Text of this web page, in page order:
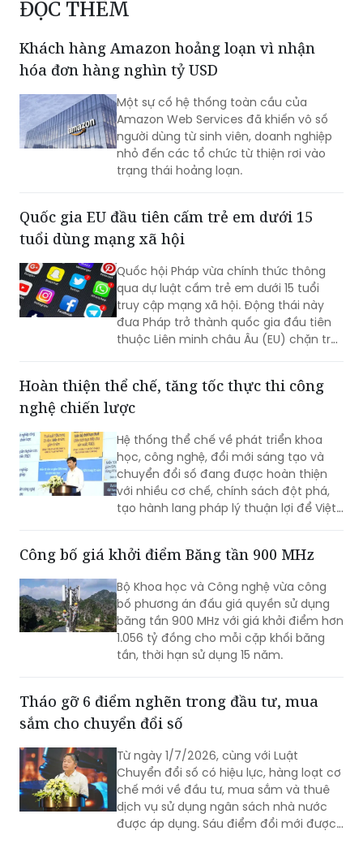
ĐỌC THÊM
Khách hàng Amazon hoảng loạn vì nhận
hóa đơn hàng nghìn tỷ USD
Một sự cố hệ thống toàn cầu của
Amazon Web Services đã khiến vô số
người dùng từ sinh viên, doanh nghiệp
nhỏ đến các tổ chức từ thiện rơi vào
trạng thái hoảng loạn.
Quốc gia EU đầu tiên cấm trẻ em dưới 15
tuổi dùng mạng xã hội
Quốc hội Pháp vừa chính thức thông
qua dự luật cấm trẻ em dưới 15 tuổi
truy cập mạng xã hội. Động thái này
đưa Pháp trở thành quốc gia đầu tiên
thuộc Liên minh châu Âu (EU) chặn trẻ
cách trọng tâm trong nhiệm kỳ cuối và
cam kết sẽ thực thi quy định này ngay
Hoàn thiện thể chế, tăng tốc thực thi công
nghệ chiến lược
Hệ thống thể chế về phát triển khoa
học, công nghệ, đổi mới sáng tạo và
chuyển đổi số đang được hoàn thiện
với nhiều cơ chế, chính sách đột phá,
tạo hành lang pháp lý thuận lợi để Việt
Công bố giá khởi điểm Băng tần 900 MHz
Bộ Khoa học và Công nghệ vừa công
bố phương án đấu giá quyền sử dụng
băng tần 900 MHz với giá khởi điểm hơn
1.056 tỷ đồng cho mỗi cặp khối băng
tần, thời hạn sử dụng 15 năm.
Tháo gỡ 6 điểm nghẽn trong đầu tư, mua
sắm cho chuyển đổi số
Từ ngày 1/7/2026, cùng với Luật
Chuyển đổi số có hiệu lực, hàng loạt cơ
chế mới về đầu tư, mua sắm và thuê
dịch vụ sử dụng ngân sách nhà nước
được áp dụng. Sáu điểm đổi mới được